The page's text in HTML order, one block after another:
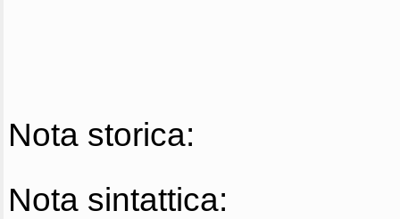
Nota storica:
Nota sintattica: